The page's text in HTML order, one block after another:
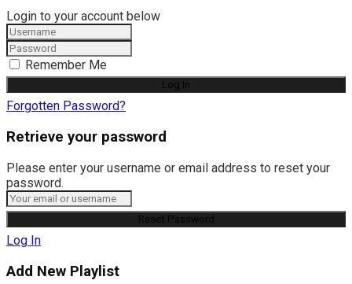
Login to your account below
Remember Me
Forgotten Password?
Retrieve your password
Please enter your username or email address to reset your
password.
Log In
Add New Playlist